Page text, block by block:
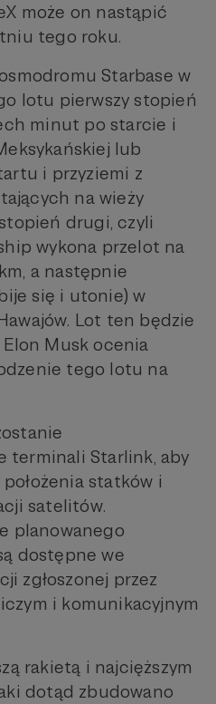
może on nastąpić
tego roku.
Starbase w
lotu pierwszy stopień
minut po starcie i
lub
i przyziemi z
na wieży
drugi, czyli
wykona przelot na
a następnie
się i utonie) w
Lot ten będzie
Elon Musk ocenia
tego lotu na
terminali Starlink, aby
statków i
satelitów.
planowanego
dostępne we
zgłoszonej przez
i komunikacyjnym
rakietą i najcięższym
dotąd zbudowano